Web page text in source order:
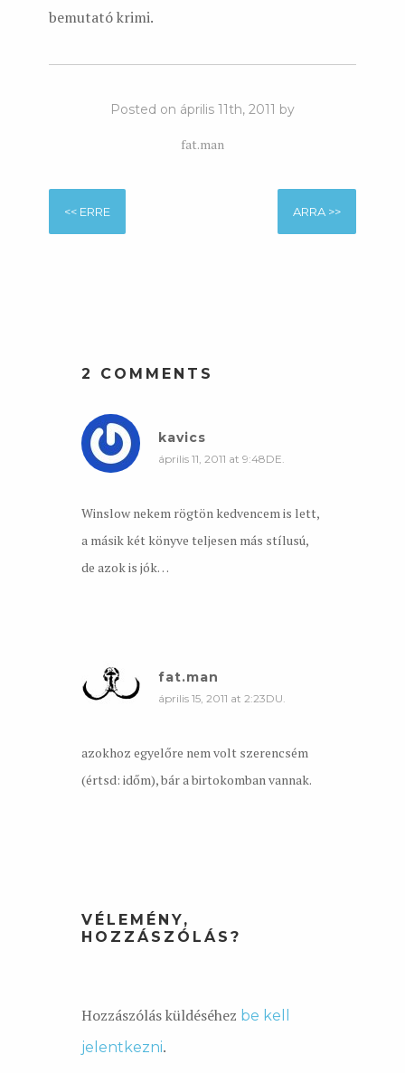
bemutató krimi.
Posted on április 11th, 2011 by
fat.man
ARRA >>
<< ERRE
2 COMMENTS
kavics
április 11, 2011 at 9:48DE.
Winslow nekem rögtön kedvencem is lett,
a másik két könyve teljesen más stílusú,
de azok is jók…
fat.man
április 15, 2011 at 2:23DU.
azokhoz egyelőre nem volt szerencsém
(értsd: időm), bár a birtokomban vannak.
VÉLEMÉNY,
HOZZÁSZÓLÁS?
Hozzászólás küldéséhez be kell
jelentkezni.